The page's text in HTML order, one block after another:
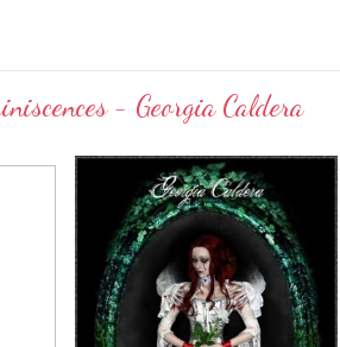
- Georgia Caldera